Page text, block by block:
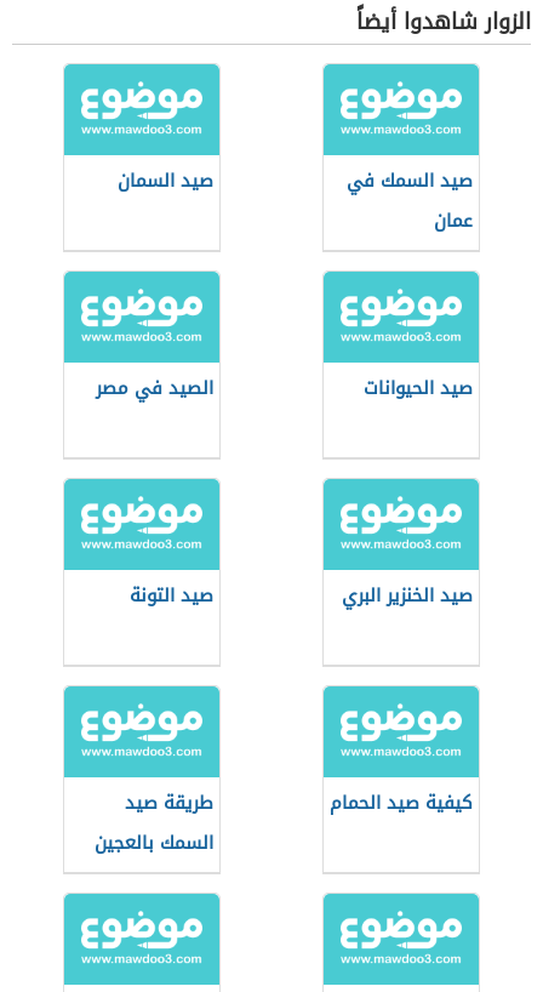
الزوار شاهدوا أيضاً
صيد السمك في
عمان
صيد السمان
صيد الحيوانات الصيد في مصر
صيد الخنزير البري صيد التونة
كيفية صيد الحمام
طريقة صيد
السمك بالعجين